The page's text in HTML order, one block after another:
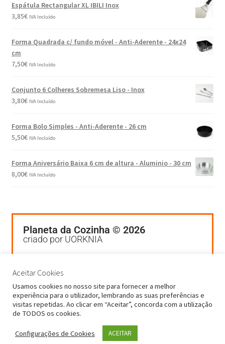
Espátula Rectangular XL IBILI Inox
3,85€ IVA Incluído
Forma Quadrada c/ fundo móvel - Anti-Aderente - 24x24
cm
7,50€ IVA Incluído
Conjunto 6 Colheres Sobremesa Liso - Inox
3,80€ IVA Incluído
Forma Bolo Simples - Anti-Aderente - 26 cm
5,50€ IVA Incluído
Forma Aniversário Baixa 6 cm de altura - Aluminio - 30 cm
8,00€ IVA Incluído
Planeta da Cozinha © 2026
criado por UORKNIA
Política de Privacidade
Livro de Reclamações
Aceitar Cookies
Usamos cookies no nosso site para fornecer a melhor
experiência para o utilizador, lembrando as suas preferências e
visitas repetidas. Ao clicar em “Aceitar”, concorda com a utilização
de TODOS os cookies.
Configurações de Cookies ACEITAR